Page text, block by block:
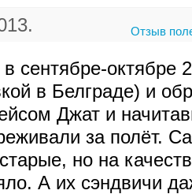
Отзыв
сентябре-октябре
в Белграде) и
Джат и
за полёт.
но на
А их сэндвичи